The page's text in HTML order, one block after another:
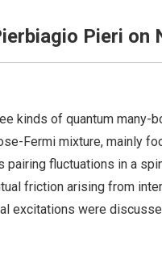
Pieri
kinds of quantum
Fermi mixture, mainly
pairing fluctuations in a
friction arising from
excitations were